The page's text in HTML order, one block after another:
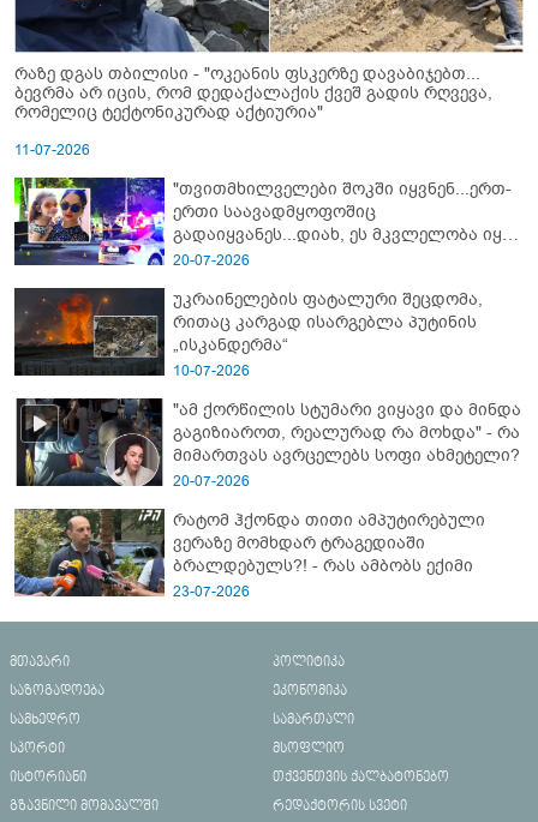
რაზე დგას თბილისი - "ოკეანის ფსკერზე დავაბიჯებთ...
ბევრმა არ იცის, რომ დედაქალაქის ქვეშ გადის რღვევა,
რომელიც ტექტონიკურად აქტიურია"
11-07-2026
"თვითმხილველები შოკში იყვნენ...ერთ-
ერთი საავადმყოფოშიც
გადაიყვანეს...დიახ, ეს მკვლელობა იყო"
- გორში დატრიალებული ტრაგედიის
20-07-2026
უკრაინელების ფატალური შეცდომა,
რითაც კარგად ისარგებლა პუტინის
„ისკანდერმა“
10-07-2026
"ამ ქორწილის სტუმარი ვიყავი და მინდა
გაგიზიაროთ, რეალურად რა მოხდა" - რა
მიმართვას ავრცელებს სოფი ახმეტელი?
20-07-2026
რატომ ჰქონდა თითი ამპუტირებული
ვერაზე მომხდარ ტრაგედიაში
ბრალდებულს?! - რას ამბობს ექიმი
23-07-2026
მთავარი
პოლიტიკა
საზოგადოება
ეკონომიკა
სამხედრო
სამართალი
სპორტი
მსოფლიო
ისტორიანი
თქვენთვის ქალბატონებო
გზავნილი მომავალში
რედაქტორის სვეტი